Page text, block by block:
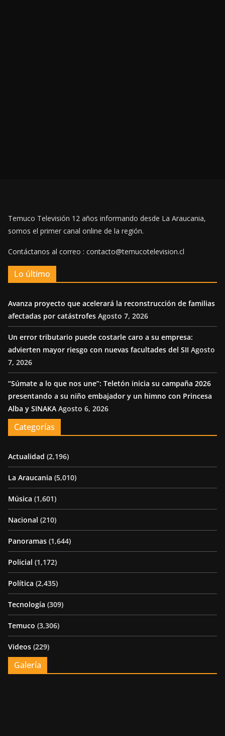
Temuco Televisión 12 años informando desde La Araucania,
somos el primer canal online de la región.
Contáctanos al correo : contacto@temucotelevision.cl
Lo último
Avanza proyecto que acelerará la reconstrucción de familias
afectadas por catástrofes Agosto 7, 2026
Un error tributario puede costarle caro a su empresa:
advierten mayor riesgo con nuevas facultades del SII Agosto
7, 2026
“Súmate a lo que nos une”: Teletón inicia su campaña 2026
presentando a su niño embajador y un himno con Princesa
Alba y SINAKA Agosto 6, 2026
Categorías
Actualidad (2,196)
La Araucania (5,010)
Música (1,601)
Nacional (210)
Panoramas (1,644)
Policial (1,172)
Política (2,435)
Tecnología (309)
Temuco (3,306)
Videos (229)
Galería